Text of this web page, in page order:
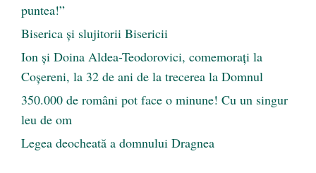
puntea!”
Biserica și slujitorii Bisericii
Ion și Doina Aldea-Teodorovici, comemorați la
Coșereni, la 32 de ani de la trecerea la Domnul
350.000 de români pot face o minune! Cu un singur
leu de om
Legea deocheată a domnului Dragnea